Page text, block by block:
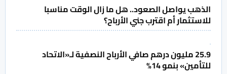
الذهب يواصل الصعود.. هل ما زال الوقت مناسبا
للاستثمار أم اقترب جني الأرباح؟
25.9 مليون درهم صافي الأرباح النصفية لـ«الاتحاد
للتأمين» بنمو 14%